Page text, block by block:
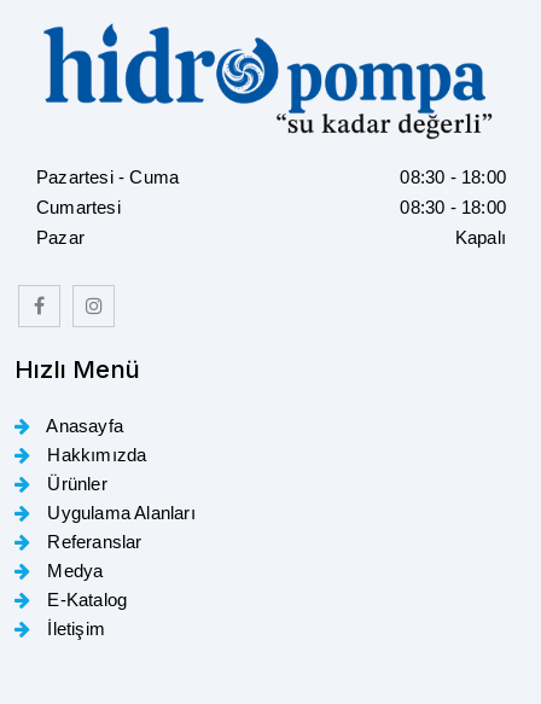
Pazartesi - Cuma
08:30 - 18:00
Cumartesi
08:30 - 18:00
Pazar
Kapalı
Hızlı Menü
Anasayfa
Hakkımızda
Ürünler
Uygulama Alanları
Referanslar
Medya
E-Katalog
İletişim